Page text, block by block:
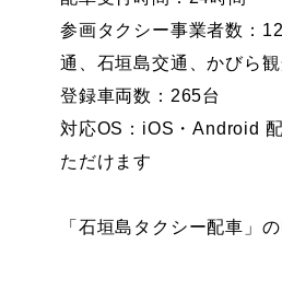
参画タクシー事業者数：
通、石垣島交通、かびら
登録車両数：265台
対応OS：iOS・Android
ただけます
「石垣島タクシー配車」